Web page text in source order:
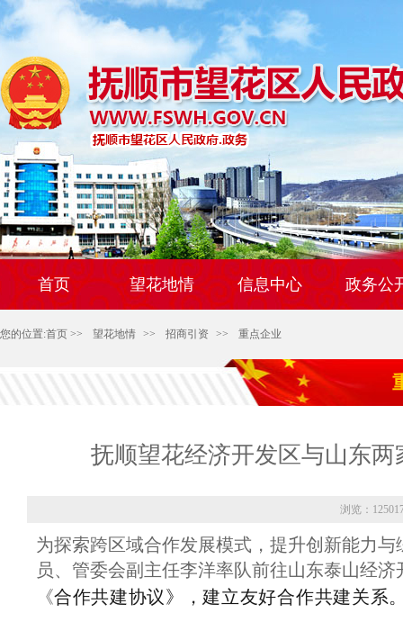
首页 望花地情 信息中心 政务公
您的位置:首页 >> 望花地情 >> 招商引资 >> 重点企业
抚顺望花经济开发区与山东
浏览：
为探索跨区域合作发展模式，提升创新能力
员、管委会副主任李洋率队前往山东泰山经
《合作共建协议》，建立友好合作共建关系